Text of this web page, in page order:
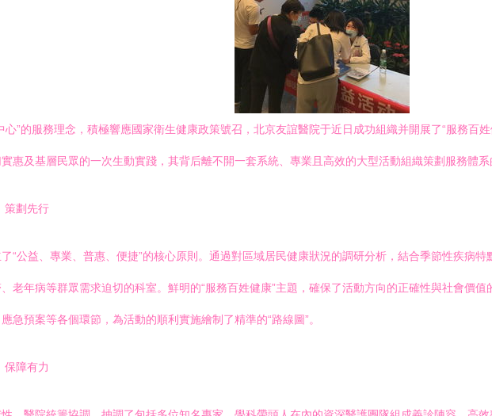
心”的服務理念，積極響應國家衛生健康政策號召，北京友誼醫院于近日成功組織并開展了“服務百
惠及基層民眾的一次生動實踐，其背后離不開一套系統、專業且高效的大型活動組織策劃服務體系
策劃先行
“公益、專業、普惠、便捷”的核心原則。通過對區域居民健康狀況的調研分析，結合季節性疾病
老年病等群眾需求迫切的科室。鮮明的“服務百姓健康”主題，確保了活動方向的正確性與社會價
急預案等各個環節，為活動的順利實施繪制了精準的“路線圖”。
保障有力